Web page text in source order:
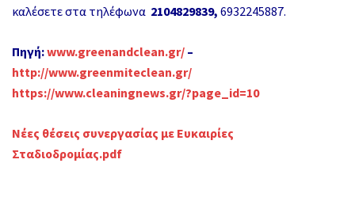
καλέσετε στα τηλέφωνα 2104829839, 6932245887.
Πηγή:www.greenandclean.gr/ –
http://www.greenmiteclean.gr/
https://www.cleaningnews.gr/?page_id=10
Νέες θέσεις συνεργασίας με Ευκαιρίες
Σταδιοδρομίας.pdf